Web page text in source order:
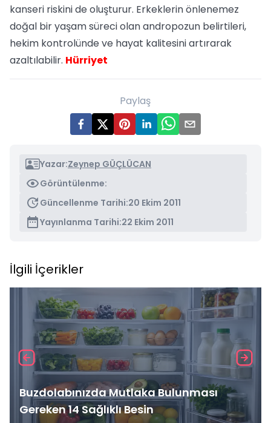
kanseri riskini de oluşturur. Erkeklerin önlenemez
doğal bir yaşam süreci olan andropozun belirtileri,
hekim kontrolünde ve hayat kalitesini artırarak
azaltılabilir. Hürriyet
Paylaş
Yazar:Zeynep GÜÇLÜCAN
Görüntülenme:
Güncellenme Tarihi:20 Ekim 2011
Yayınlanma Tarihi:22 Ekim 2011
İlgili İçerikler
Buzdolabınızda Mutlaka Bulunması
Gereken 14 Sağlıklı Besin